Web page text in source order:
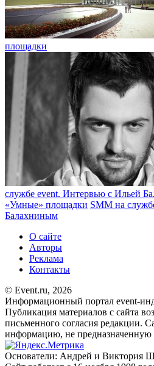
площадки
службе event. Интервью с Ильей
«Умные» площадки SMM на
Балахниным
О сайте
Авторы
Реклама
Контакты
© Event.ru, 2026
Информационный портал event-
Публикация материалов с сайта
письменного согласия редакции.
информацию, не предназначенную
Основатели: Андрей и Виктория